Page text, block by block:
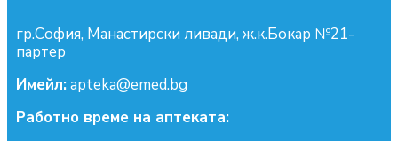
гр.София, Манастирски ливади, ж.к.Бокар №21-
партер
Имейл:apteka@emed.bg
Работно време на аптеката: